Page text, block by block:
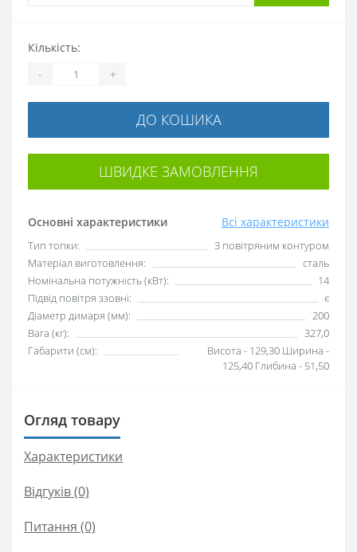
Основні характеристики Всі характеристики
Тип топки:
З повітряним контуром
Матеріал виготовлення:
сталь
Номінальна потужність (кВт):
14
Підвід повітря ззовні:
є
Діаметр димаря (мм):
200
Вага (кг):
327,0
Габарити (см):
Висота - 129,30 Ширина -
125,40 Глибина - 51,50
Кількість:
- +
ДО КОШИКА
ШВИДКЕ ЗАМОВЛЕННЯ
Огляд товару
Характеристики
Відгуків (0)
Питання (0)